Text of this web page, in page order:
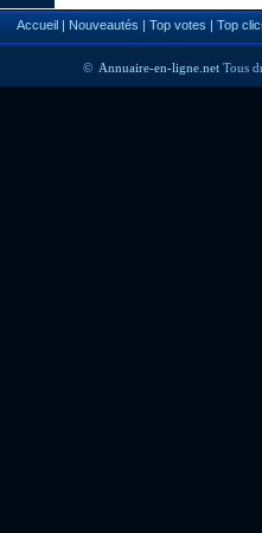
Accueil| Nouveautés | Top votes | Top
© Annuaire-en-ligne.net Tous